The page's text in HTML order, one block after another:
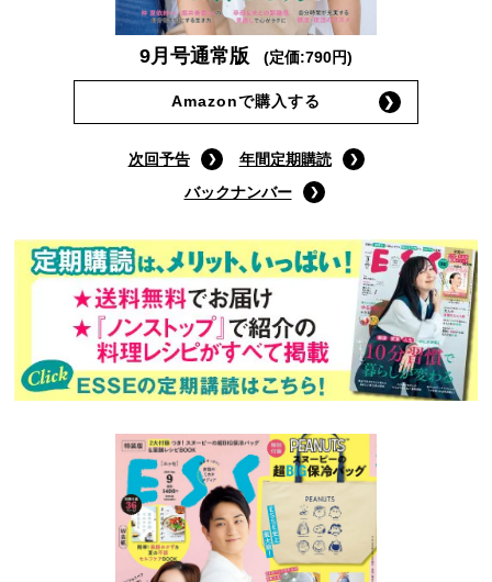
9月号通常版 (定価:790円)
Amazonで購入する
次回予告
年間定期購読
バックナンバー